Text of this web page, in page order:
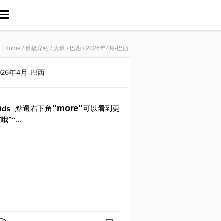
Home / 班級介紹 / 大班 / 巴西 / 2026年4月-巴西
年4月-巴西
點選右下角"more"可以看到更
哦^^...